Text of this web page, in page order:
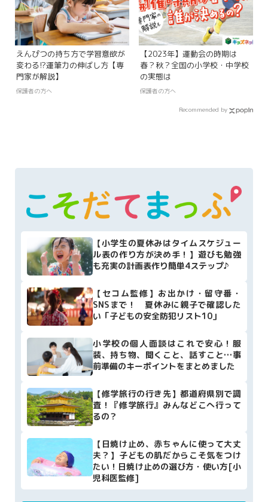
えんぴつの持ち方で学習意欲が
変わる!?運筆力の伸ばし方【専
門家が解説】
保護者の方へ
【2023年】運動会の時期は
春？秋？全国の小学校・中学校
の実態は
保護者の方へ
Recommended by
【小学生の夏休みはタイムスケジュー
ル表の作り方が決め手！】遊びも勉強
も充実の計画表作り簡単4ステップ♪
【セコム監修】お出かけ・留守番・
SNSまで！ 夏休みに親子で確認した
い「子どもの安全防犯リスト10」
小学校の個人面談はこれで安心！服
装、持ち物、聞くこと、話すこと…事
前準備のキーポイントをまとめました
【修学旅行の行き先】都道府県別で調
査！『修学旅行』みんなどこへ行って
るの？
【日焼け止め、赤ちゃんに使って大丈
夫？】子どもの肌だからこそ気をつけ
たい！日焼け止めの選び方・使い方[小
児科医監修]